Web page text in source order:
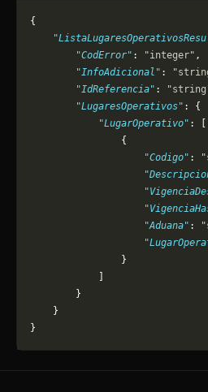
{
        "CodError"
: "integer" ,
        "InfoAdicional"
:
        "IdReferencia"
:
        "LugaresOperativos"
: {
            "LugarOperativo"
: [
                {
                    "Codigo"
:
                    "Aduana"
:
                }
        }
    }
}